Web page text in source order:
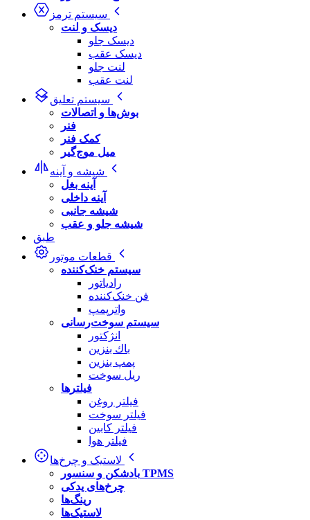
دیسک و لنت
دیسک جلو
دیسک عقب
لنت جلو
لنت عقب
بوش‌ها و اتصالات
فنر
کمک فنر
میل موج‌گیر
آینه بغل
آینه داخلی
شیشه جانبی
شیشه جلو و عقب
طبق
سیستم خنک‌کننده
رادیاتور
فن خنک‌کننده
واترپمپ
سیستم سوخت‌رسانی
انژکتور
باك بنزین
پمپ بنزین
ریل سوخت
فیلترها
فیلتر روغن
فیلتر سوخت
فیلتر کابین
فیلتر هوا
بادشکن و سنسور TPMS
چرخ‌های یدکی
رینگ‌ها
لاستیک‌ها